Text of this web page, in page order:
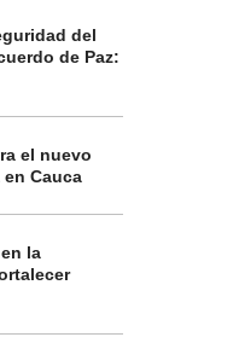
del
de Paz:
el nuevo
en Cauca
la